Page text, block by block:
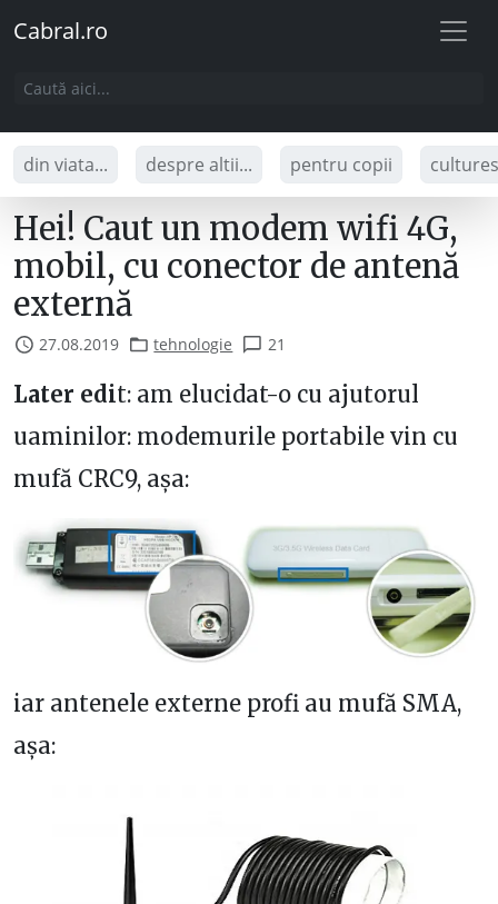
Cabral.ro
din viata... despre altii... pentru copii
Hei! Caut un modem wifi 4G,
mobil, cu conector de antenă
externă
27.08.2019 tehnologie 21
Later edit: am elucidat-o cu ajutorul
uaminilor: modemurile portabile vin cu
mufă CRC9, așa:
iar antenele externe profi au mufă SMA,
așa: